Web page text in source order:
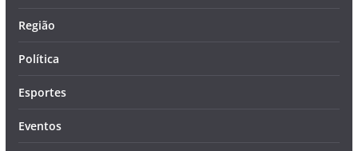
Região
Política
Esportes
Eventos